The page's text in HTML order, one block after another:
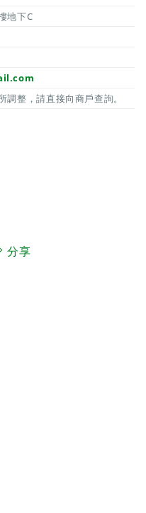
地下C
整，請直接向商戶查詢。
分享